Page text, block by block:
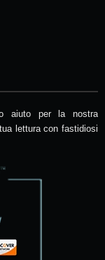
aiuto per la nostra
lettura con fastidiosi